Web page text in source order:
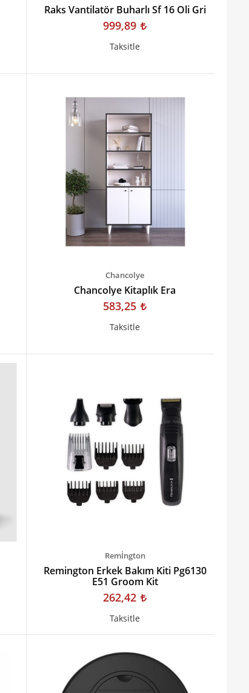
Raks Vantilatör Buharlı Sf 16 Oli Gri
999,89
Taksitle
Chancolye
Chancolye Kitaplık Era
583,25
Taksitle
Remİngton
Remington Erkek Bakım Kiti Pg6130
E51 Groom Kit
262,42
Taksitle